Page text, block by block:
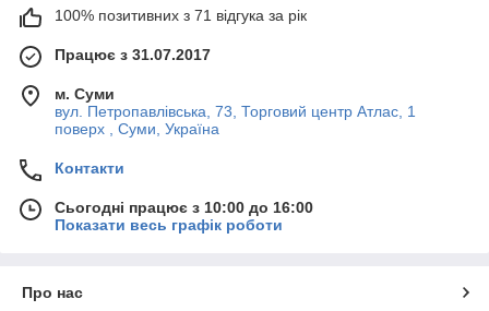
100% позитивних з 71 відгука за рік
Працює з 31.07.2017
м. Суми
вул. Петропавлівська, 73, Торговий центр Атлас, 1
поверх , Суми, Україна
Контакти
Сьогодні працює з 10:00 до 16:00
Показати весь графік роботи
Про нас